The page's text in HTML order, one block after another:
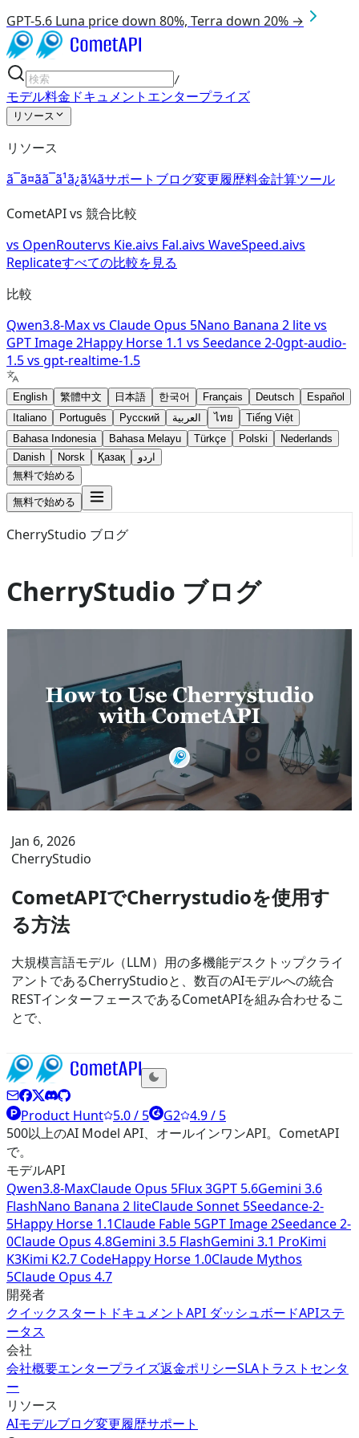
GPT-5.6 Luna price down 80%, Terra down 20% →
/
モデル料金 ドキュメント エンタープライズ
リソース
リソース
ã¯ã¤ãã¯ã¹ã¿ã¼ãサポート ブログ変更履歴料金計算ツール
CometAPI vs 競合比較
vs OpenRoutervs Kie.aivs Fal.aivs WaveSpeed.aivs
Replicateすべての比較を見る
比較
Qwen3.8-Maxvs Claude Opus 5Nano Banana 2 litevs
GPT Image 2Happy Horse 1.1 vs Seedance 2-0gpt-audio-
1.5vs gpt-realtime-1.5
English 繁體中文 日本語 한국어 Français Deutsch
Español
Italiano
Português Русский العربية ไทย
Tiếng Việt
Bahasa Indonesia
Bahasa Melayu Türkçe Polski
Nederlands
Danish
Norsk Қазақ
اردو
無料で始める
無料で始める
CherryStudio ブログ
CherryStudio ブログ
Jan 6, 2026
CherryStudio
CometAPIでCherrystudioを使用す
る方法
大規模言語モデル（LLM）用の多機能デスクトップクライ
アントであるCherryStudioと、数百のAIモデルへの統合
RESTインターフェースであるCometAPIを組み合わせるこ
とで、
Product Hunt 5.0 / 5 G2 4.9 / 5
500以上のAI Model API、オールインワンAPI。CometAPI
で。
モデルAPI
Qwen3.8-MaxClaude Opus 5Flux 3GPT 5.6Gemini 3.6
FlashNano Banana 2 liteClaude Sonnet 5Seedance-2-
5Happy Horse 1.1Claude Fable 5GPT Image 2Seedance 2-
0Claude Opus 4.8Gemini 3.5 FlashGemini 3.1 ProKimi
K3Kimi K2.7 CodeHappy Horse 1.0Claude Mythos
5Claude Opus 4.7
開発者
クイックスタート ドキュメントAPI ダッシュボードAPIステ
ータス
会社
会社概要エンタープライズ返金ポリシーSLA トラストセンタ
ー
リソース
AIモデルブログ変更履歴サポート